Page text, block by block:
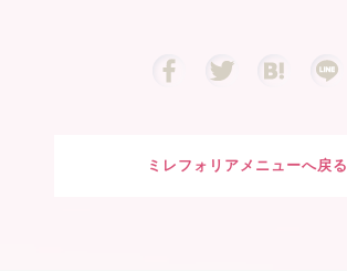
ミレフォリアメニューへ戻る